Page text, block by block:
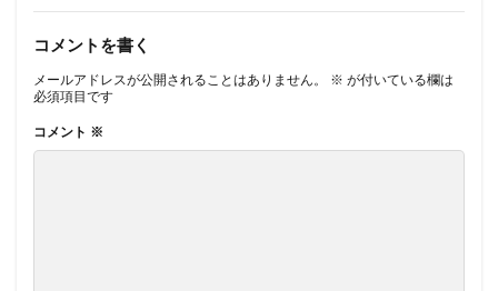
コメントを書く
メールアドレスが公開されることはありません。 ※ が付いている欄は
必須項目です
コメント ※